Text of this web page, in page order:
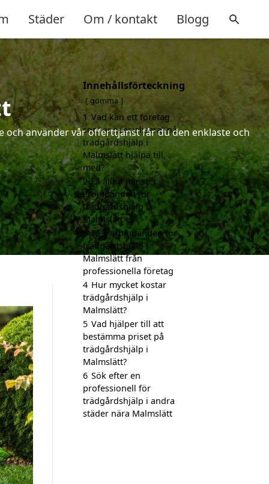
Städer Om / kontakt Blogg
använder vår offerttjänst får du den enklaste och
Innehållsförteckning
gömma
1 Vad kan ett företag
som är specialiserat på
trädgårdshjälp i
Malmslätt hjälpa till
med?
2 Få alltid minst 3
erbjudanden för
trädgårdshjälp i
Malmslätt
3 Få 3 erbjudanden för
trädgårdshjälp i
Malmslätt från
professionella företag
4 Hur mycket kostar
trädgårdshjälp i
Malmslätt?
5 Vad hjälper till att
bestämma priset på
trädgårdshjälp i
Malmslätt?
6 Sök efter en
professionell för
trädgårdshjälp i andra
städer nära Malmslätt